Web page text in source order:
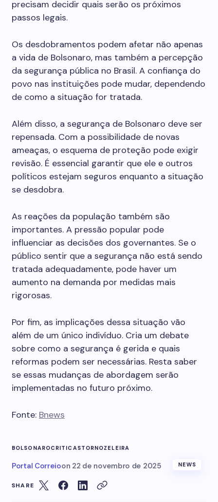
precisam decidir quais serão os próximos
passos legais.
Os desdobramentos podem afetar não apenas
a vida de Bolsonaro, mas também a percepção
da segurança pública no Brasil. A confiança do
povo nas instituições pode mudar, dependendo
de como a situação for tratada.
Além disso, a segurança de Bolsonaro deve ser
repensada. Com a possibilidade de novas
ameaças, o esquema de proteção pode exigir
revisão. É essencial garantir que ele e outros
políticos estejam seguros enquanto a situação
se desdobra.
As reações da população também são
importantes. A pressão popular pode
influenciar as decisões dos governantes. Se o
público sentir que a segurança não está sendo
tratada adequadamente, pode haver um
aumento na demanda por medidas mais
rigorosas.
Por fim, as implicações dessa situação vão
além de um único indivíduo. Cria um debate
sobre como a segurança é gerida e quais
reformas podem ser necessárias. Resta saber
se essas mudanças de abordagem serão
implementadas no futuro próximo.
Fonte: Bnews
BOLSONAROCRITICASTORNOZELEIRA
Portal Correioon 22 de novembro de 2025 NEWS
SHARE